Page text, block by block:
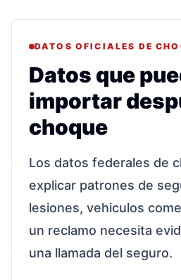
DATOS OFICIALES DE
Datos que
importar
choque
Los datos federales de
explicar patrones de
lesiones, vehiculos
un reclamo necesita
una llamada del seguro.